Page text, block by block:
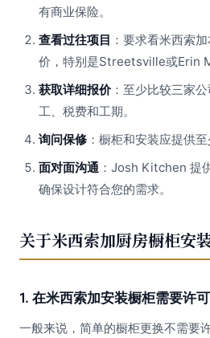
有商业保险。
查看过往项目 ：要求看米西索
价，特别是Streetsville或Erin
获取详细报价：至少比较三家
工、税费和工期。
询问保修：橱柜和安装应提供至
面对面沟通 ：Josh Kitchen 提
确保设计符合您的需求。
关于米西索加厨房橱柜安
1. 在米西索加安装橱柜需要许
一般来说，简单的橱柜更换不需要